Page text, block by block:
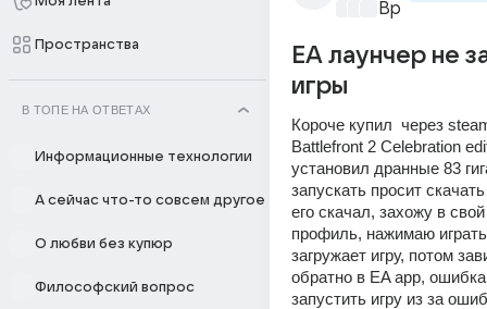
Пространства
В ТОПЕ НА ОТВЕТАХ
Информационные технологии
А сейчас что-то совсем другое
О любви без купюр
Философский вопрос
Время игр
EA лаунчер не
игры
Короче купил  через
Battlefront 2 Celebration
установил дранные 83
запускать просит
его скачал, захожу в
профиль, нажимаю
загружает игру, потом
обратно в EA app,
запустить игру из за